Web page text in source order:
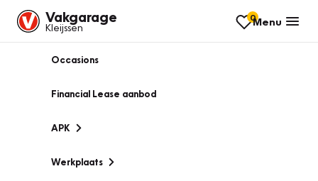
Vakgarage
Kleijssen
0Menu
Occasions
Financial Lease aanbod
APK
Werkplaats